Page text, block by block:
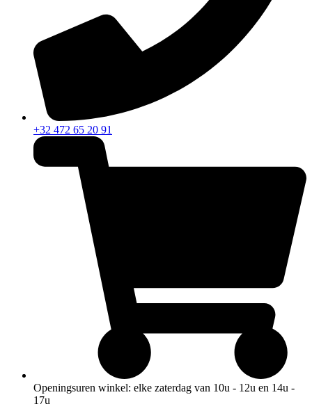
+32 472 65 20 91
Openingsuren winkel: elke zaterdag van 10u - 12u en 14u -
17u